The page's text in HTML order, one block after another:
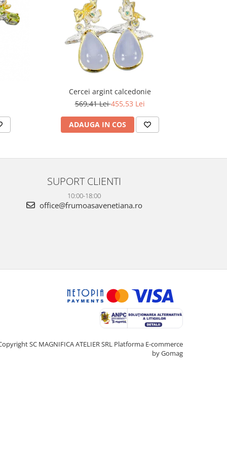
Cercei argint calcedonie
569,41 Lei455,53 Lei
ADAUGA IN COS
SUPORT CLIENTI
10:00-18:00
office@frumoasavenetiana.ro
SC MAGNIFICA ATELIER SRL Platforma E-commerce
by Gomag